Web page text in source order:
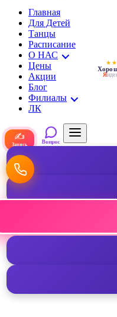
Главная
Для Детей
Танцы
Расписание
О НАС
Цены
Акции
Блог
Филиалы
ЛК
Я
✍
Запись Вопрос